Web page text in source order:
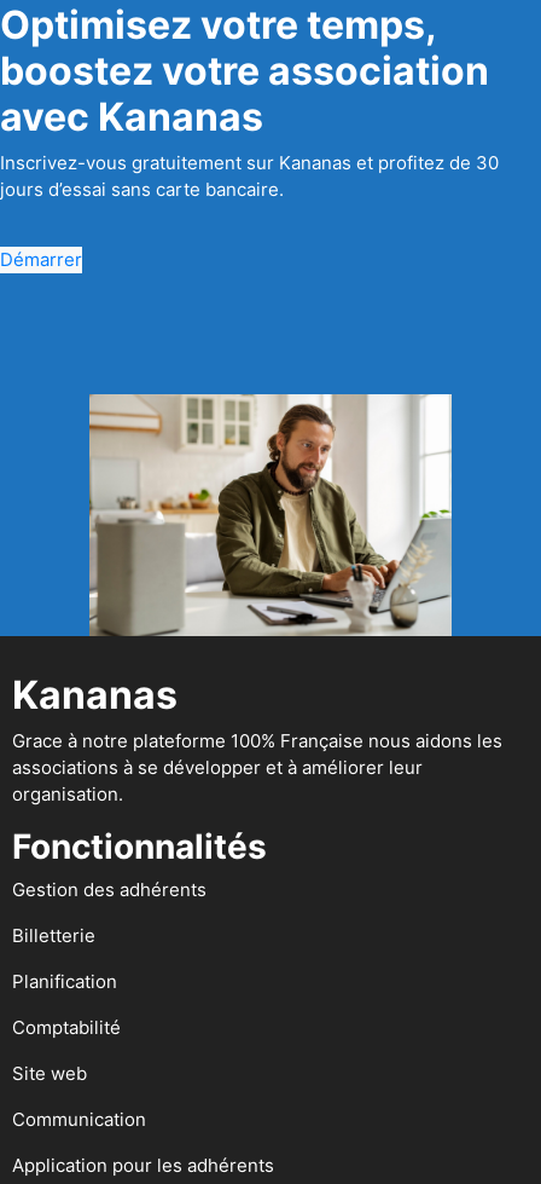
Optimisez votre temps,
boostez votre association
avec Kananas
Inscrivez-vous gratuitement sur Kananas et profitez de 30
jours d’essai sans carte bancaire.
Démarrer
Kananas
Grace à notre plateforme 100% Française nous aidons les
associations à se développer et à améliorer leur
organisation.
Fonctionnalités
Gestion des adhérents
Billetterie
Planification
Comptabilité
Site web
Communication
Application pour les adhérents